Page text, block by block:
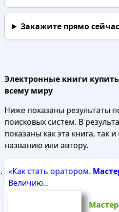
Закажите прямо сейчас
Электронные книги
всему миру
Ниже показаны результаты
поисковых систем. В
показаны как эта книга, так
названию или автору.
«Как стать оратором.
Величию...
Мастер